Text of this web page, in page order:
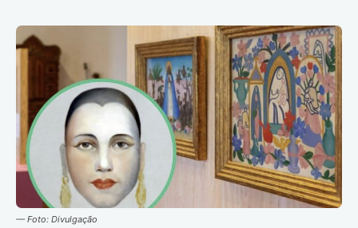
— Foto: Divulgação